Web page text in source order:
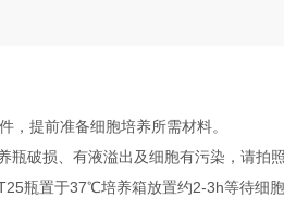
，提前准备细胞培养所需材料。
破损、有液溢出及细胞有污染，请拍照
瓶置于37℃培养箱放置约2-3h等待细胞